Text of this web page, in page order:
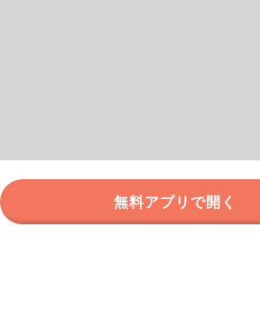
無料アプリで開く